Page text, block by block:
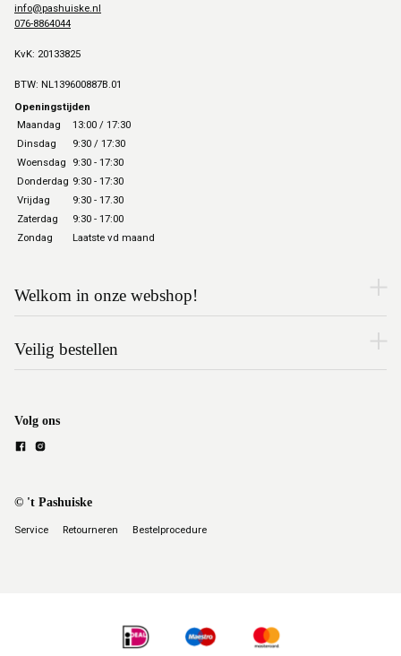
info@pashuiske.nl
076-8864044
KvK: 20133825
BTW: NL139600887B.01
Openingstijden
Maandag
13:00 / 17:30
Dinsdag
9:30 / 17:30
Woensdag
9:30 - 17:30
Donderdag 9:30 - 17:30
Vrijdag
9:30 - 17.30
Zaterdag
9:30 - 17:00
Zondag
Laatste vd maand
Welkom in onze webshop!
Veilig bestellen
Volg ons
© 't Pashuiske
Service Retourneren Bestelprocedure